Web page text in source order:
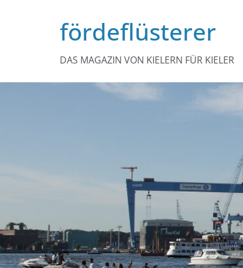
fördeflüsterer
DAS MAGAZIN VON KIELERN FÜR KIELER